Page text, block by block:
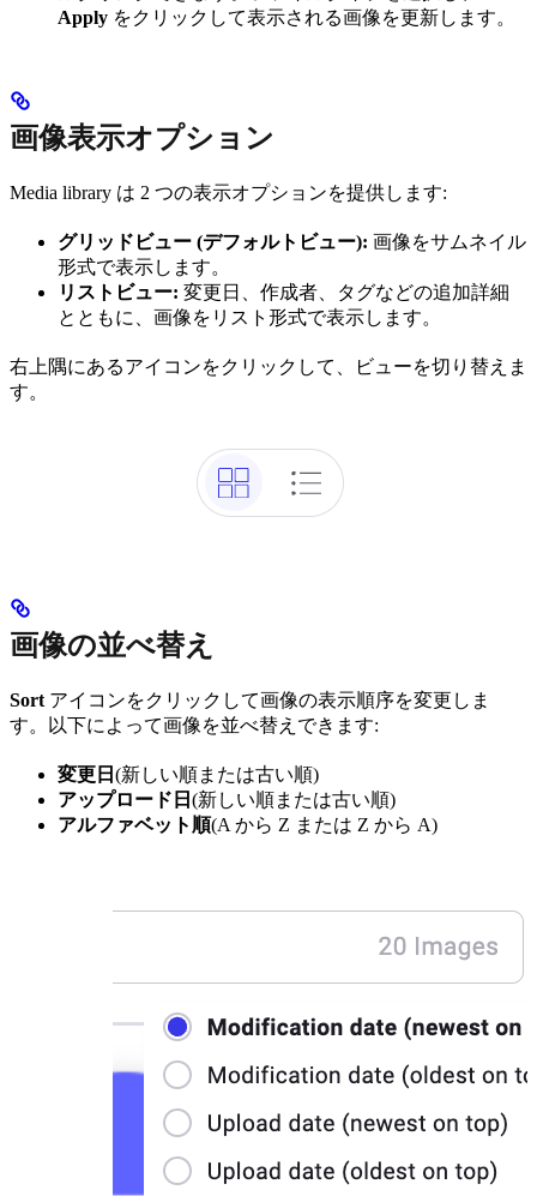
Apply をクリックして表示される画像を更新します。
画像表示オプション
Media library は 2 つの表示オプションを提供します:
グリッドビュー (デフォルトビュー): 画像をサムネイル
形式で表示します。
リストビュー: 変更日、作成者、タグなどの追加詳細
とともに、画像をリスト形式で表示します。
右上隅にあるアイコンをクリックして、ビューを切り替えま
す。
画像の並べ替え
Sort アイコンをクリックして画像の表示順序を変更しま
す。以下によって画像を並べ替えできます:
変更日 (新しい順または古い順)
アップロード日 (新しい順または古い順)
アルファベット順(A から Z または Z から A)